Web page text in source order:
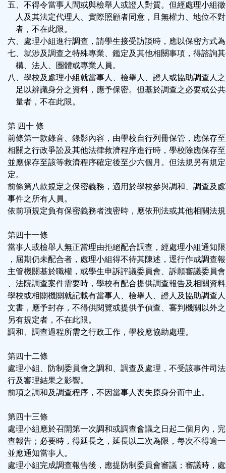
五、不得令當事人間或與檢舉人或證人對質。但經處理小組
人及其法定代理人、實際照顧者同意，且無權力、地位不
者，不在此限。
六、處理小組進行調查，請學生接受訪談時，應以保密方式
七、就涉及調查之特殊專業、鑑定及其他相關事項，得諮詢
構、法人、團體或專業人員。
八、學校及處理小組就當事人、檢舉人、證人或協助調查人
足以辨識身分之資料，應予保密。但基於調查之必要或公
量者，不在此限。
第 四十 條
前條第一款錄音、錄影內容，由學校自行列冊保管，應保存
相關之行政爭訟及其他法律救濟程序進行時，學校除應保存
並應保存至該等救濟程序確定後至少六個月。但法規另有規
定。
前條第八款規定之保密義務，適用於學校參與調和、調查及
事件之所有人員。
依前項規定負有保密義務者洩密時，應依刑法或其他相關法
第四十一條
當事人或檢舉人無正當理由拒絕配合調查，經處理小組通知
，屆期仍未配合者，處理小組得不待其陳述，逕行作成調查
主管機關基於職權，或學生申訴評議委員會、訴願審議委員
、法院調查案件需要時，學校有配合提供調查報告及相關資
學校或相關機關就記載有當事人、檢舉人、證人及協助調查
文書，應予封存，不得供閱覽或提供予偵查、審判機關以外
另有規定者，不在此限。
調和、調查過程所需之行政工作，學校應協助處理。
第四十二條
處理小組、防制委員會之調和、調查及處理，不受該事件司
行及審理結果之影響。
前項之調和及調查程序，不因當事人喪失原身分而中止。
第四十三條
處理小組應於召開第一次調和或調查會議之日起二個月內，
查報告；必要時，得延長之，延長以二次為限，每次不得逾
並應通知當事人。
處理小組完成調查報告後，應提防制委員會審議；審議時，